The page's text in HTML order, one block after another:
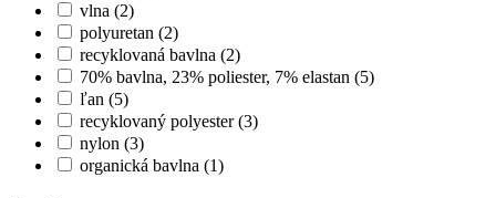
vlna (2)
polyuretan (2)
recyklovaná bavlna (2)
70% bavlna, 23% poliester, 7% elastan (5)
ľan (5)
recyklovaný polyester (3)
nylon (3)
organická bavlna (1)